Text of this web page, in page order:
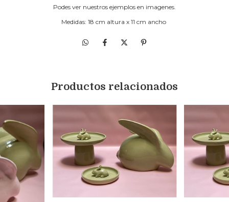
Podes ver nuestros ejemplos en imagenes.
Medidas: 18 cm altura x 11 cm ancho
Productos relacionados